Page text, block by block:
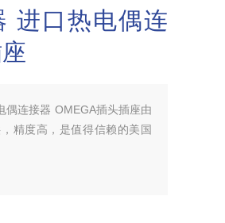
进口热电偶连
偶连接器 OMEGA插头插座由
精度高，是值得信赖的美国